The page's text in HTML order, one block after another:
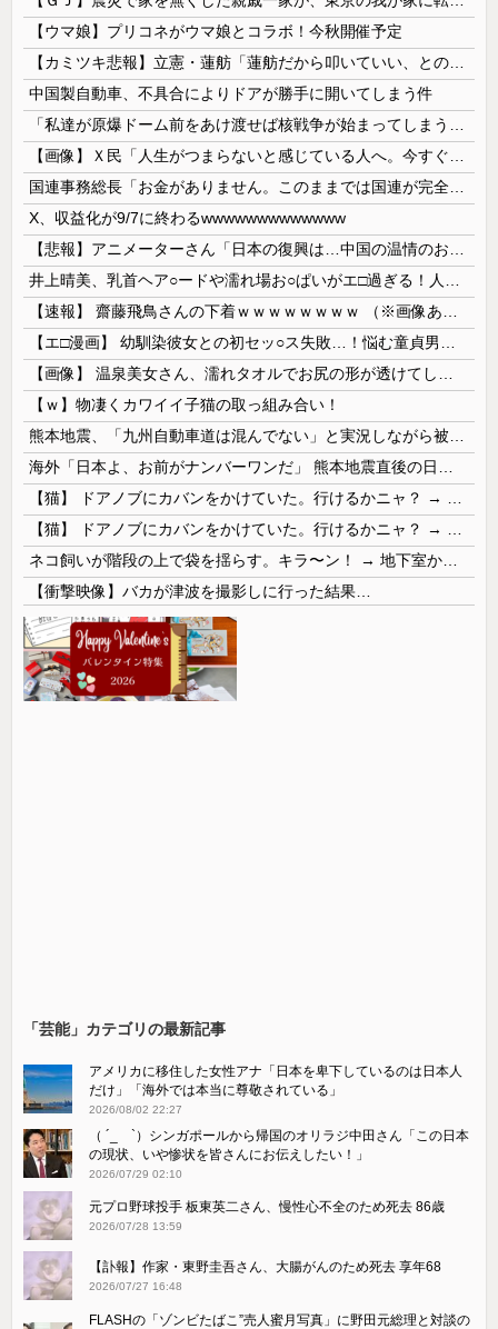
【ウマ娘】プリコネがウマ娘とコラボ！今秋開催予定
中国製自動車、不具合によりドアが勝手に開いてしまう件
X、収益化が9/7に終わるwwwwwwwwwwwww
【ｗ】物凄くカワイイ子猫の取っ組み合い！
【衝撃映像】バカが津波を撮影しに行った結果…
「芸能」カテゴリの最新記事
アメリカに移住した女性アナ「日本を卑下しているのは日本人
だけ」「海外では本当に尊敬されている」
2026/08/02 22:27
（ ´_ゝ`）シンガポールから帰国のオリラジ中田さん「この日本
の現状、いや惨状を皆さんにお伝えしたい！」
2026/07/29 02:10
元プロ野球投手 板東英二さん、慢性心不全のため死去 86歳
2026/07/28 13:59
【訃報】作家・東野圭吾さん、大腸がんのため死去 享年68
2026/07/27 16:48
FLASHの「ゾンビたばこ”売人蜜月写真」に野田元総理と対談の